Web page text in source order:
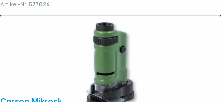
Artikel-Nr.:577026